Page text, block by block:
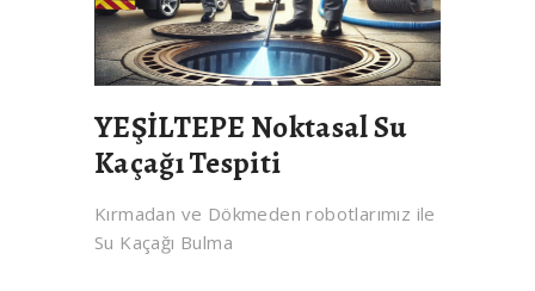
YEŞİLTEPE Noktasal Su
Kaçağı Tespiti
Kırmadan ve Dökmeden robotlarımız ile
Su Kaçağı Bulma